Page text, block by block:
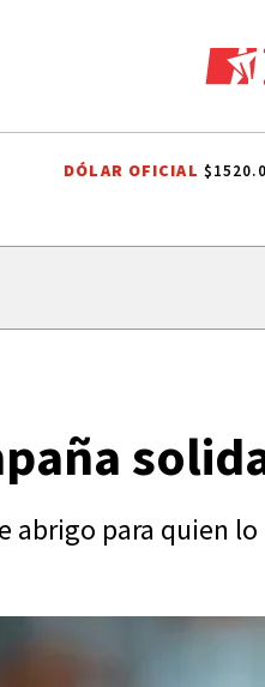
TEATRO EL PASILLO
DÓLAR OFICIAL
abrigo para quien